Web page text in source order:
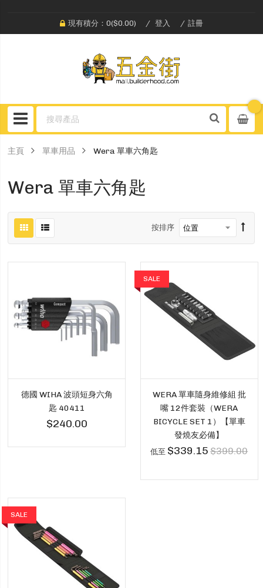
現有積分：0($0.00) 登入 註冊
主頁 單車用品 Wera 單車六角匙
Wera 單車六角匙
按排序
德國 WIHA 波頭短身六角
匙 40411
$240.00
SALE
WERA 單車隨身維修組 批
嘴 12件套裝（WERA
BICYCLE SET 1）【單車
發燒友必備】
低至 $339.15 $399.00
SALE